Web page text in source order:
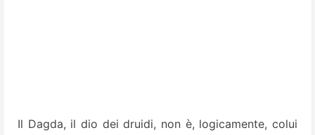
Il Dagda, il dio dei druidi, non è, logicamente, colui